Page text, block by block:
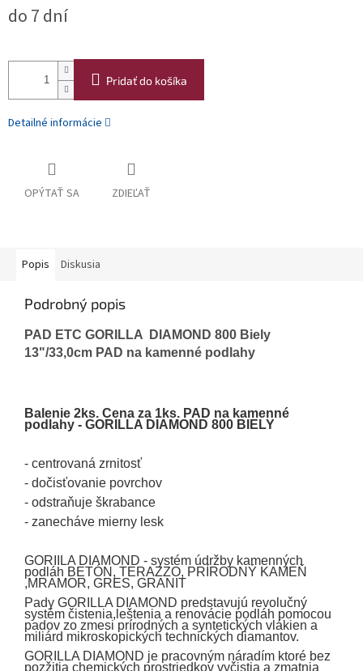
cena:
do 7 dní
Pridať do košíka
Detailné informácie
OPÝTAŤ SA ZDIEĽAŤ
Popis Diskusia
Podrobný popis
PAD ETC GORILLA DIAMOND 800 Biely
13"/33,0cm PAD na kamenné podlahy
Balenie 2ks. Cena za 1ks. PAD na kamenné
podlahy - GORILLA DIAMOND 800 BIELY
- centrovaná zrnitosť
- dočisťovanie povrchov
- odstraňuje škrabance
- zanecháve mierny lesk
GORIILA DIAMOND - systém údržby kamenných
podláh BETÓN, TERAZZO, PRÍRODNÝ KAMEŇ
,MRAMOR, GRES, GRANIT
Pady GORILLA DIAMOND predstavujú revolučný
systém čistenia,leštenia a renovácie podláh pomocou
padov zo zmesi prírodných a syntetických vlákien a
miliárd mikroskopických technických diamantov.
GORILLA DIAMOND je pracovným náradím ktoré bez
pozžitia chemických prostriedkov vyčistia a zmatnia